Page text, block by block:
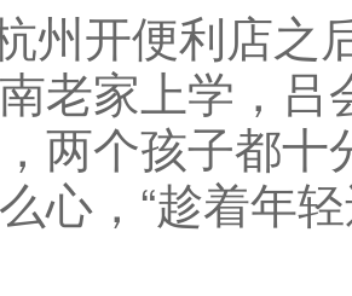
州开便利店之
老家上学，
两个孩子都
心，“趁着年